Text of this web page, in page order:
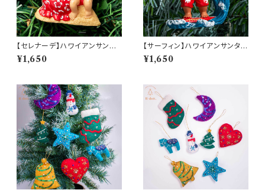
【セレナーデ】ハワイアンサンタ
オーナメント(am-4HIP6601-
SERENADING)
¥1,650
【サーフィン】ハワイアンサンタオ
ーナメント(am-4HCP7626-S
URFING)
¥1,650